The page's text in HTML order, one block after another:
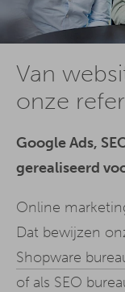
Van
onze
Google Ads,
gerealiseerd
Online
Dat bewijzen
Shopware
of als SEO